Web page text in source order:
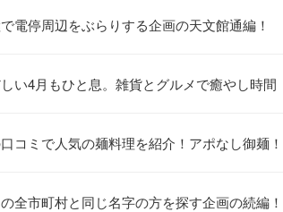
電停周辺をぶらりする企画の天文館通編！
い4月もひと息。雑貨とグルメで癒やし時間
コミで人気の麺料理を紹介！アポなし御麺
全市町村と同じ名字の方を探す企画の続編！